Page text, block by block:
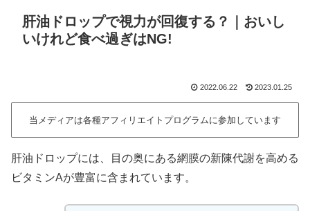
肝油ドロップで視力が回復する？｜おいし
いけれど食べ過ぎはNG!
2022.06.22 2023.01.25
当メディアは各種アフィリエイトプログラムに参加しています
肝油ドロップには、目の奥にある網膜の新陳代謝を高める
ビタミンAが豊富に含まれています。